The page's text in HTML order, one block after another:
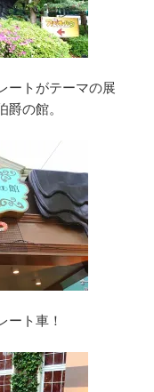
ートがテーマの展
の館。
ート車！